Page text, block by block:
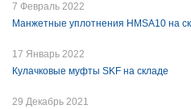
7 Февраль 2022
Манжетные уплотнения HMSA10 на
17 Январь 2022
Кулачковые муфты SKF на складе
29 Декабрь 2021